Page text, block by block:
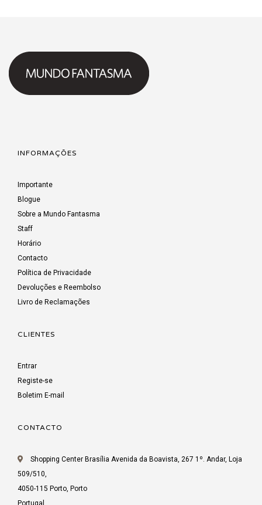
INFORMAÇÕES
Importante
Blogue
Sobre a Mundo Fantasma
Staff
Horário
Contacto
Política de Privacidade
Devoluções e Reembolso
Livro de Reclamações
CLIENTES
Entrar
Registe-se
Boletim E-mail
CONTACTO
Shopping Center Brasília Avenida da Boavista, 267 1º. Andar, Loja
509/510,
4050-115 Porto, Porto
Portugal